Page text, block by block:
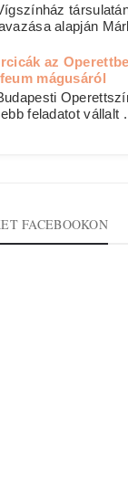
alapján
az
mágusáról
feladatot vállalt
FACEBOOKON